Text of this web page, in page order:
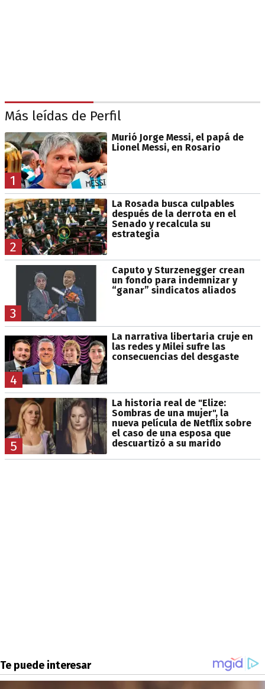
Más leídas de Perfil
1
Murió Jorge Messi, el papá de
Lionel Messi, en Rosario
2
La Rosada busca culpables
después de la derrota en el
Senado y recalcula su
estrategia
3
Caputo y Sturzenegger crean
un fondo para indemnizar y
“ganar” sindicatos aliados
4
La narrativa libertaria cruje en
las redes y Milei sufre las
consecuencias del desgaste
5
La historia real de "Elize:
Sombras de una mujer", la
nueva película de Netflix sobre
el caso de una esposa que
descuartizó a su marido